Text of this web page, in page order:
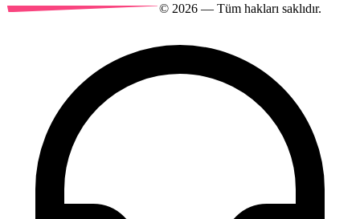
© 2026 — Tüm hakları saklıdır.